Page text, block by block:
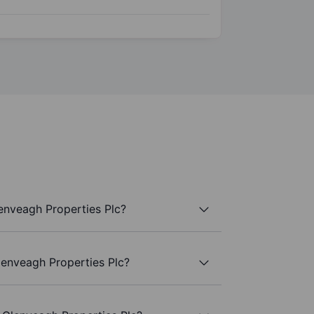
Properties Plc?
Properties Plc?